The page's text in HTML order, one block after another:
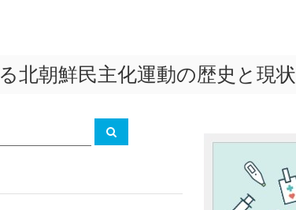
北朝鮮民主化運動の歴史と現状
検
索